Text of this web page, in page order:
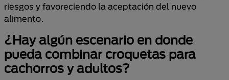
riesgos y favoreciendo la aceptación del nuevo
alimento.
¿Hay algún escenario en donde
pueda combinar croquetas para
cachorros y adultos?